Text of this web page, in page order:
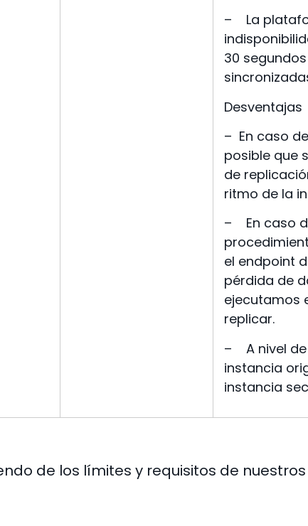
–
La
30
Desventajas
– En caso
posible que
de
ritmo de la
–
En caso
el endpoint
pérdida de
ejecutamos
replicar.
–
A nivel
instancia
instancia
de los límites y requisitos de